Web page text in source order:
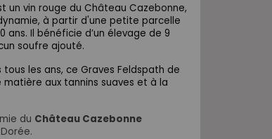
un vin rouge du Château Cazebonne,
à partir d'une petite parcelle
ans. Il bénéficie d’un élevage de 9
soufre ajouté.
les ans, ce Graves Feldspath de
aux tannins suaves et à la
du Château Cazebonne